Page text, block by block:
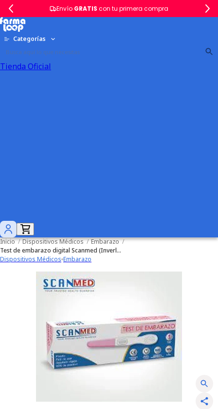
Envío GRATIS con tu primera compra
Categorías
Tienda Oficial
Inicio / Dispositivos Médicos / Embarazo /
Test de embarazo digital Scanmed (Inverlar)
Dispositivos Médicos Embarazo